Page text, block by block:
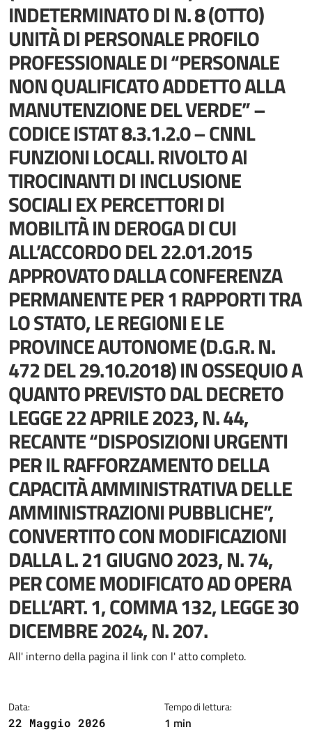
INDETERMINATO Dl N. 8 (OTTO)
UNITÀ Dl PERSONALE PROFILO
PROFESSIONALE DI “PERSONALE
NON QUALIFICATO ADDETTO ALLA
MANUTENZIONE DEL VERDE” –
CODICE ISTAT 8.3.1.2.0 – CNNL
FUNZIONI LOCALI. RIVOLTO Al
TIROCINANTI Dl INCLUSIONE
SOCIALI EX PERCETTORI Dl
MOBILITÀ IN DEROGA Dl CUI
ALL’ACCORDO DEL 22.01.2015
APPROVATO DALLA CONFERENZA
PERMANENTE PER 1 RAPPORTI TRA
LO STATO, LE REGIONI E LE
PROVINCE AUTONOME (D.G.R. N.
472 DEL 29.10.2018) IN OSSEQUIO A
QUANTO PREVISTO DAL DECRETO
LEGGE 22 APRILE 2023, N. 44,
RECANTE “DISPOSIZIONI URGENTI
PER IL RAFFORZAMENTO DELLA
CAPACITÀ AMMINISTRATIVA DELLE
AMMINISTRAZIONI PUBBLICHE”,
CONVERTITO CON MODIFICAZIONI
DALLA L. 21 GIUGNO 2023, N. 74,
PER COME MODIFICATO AD OPERA
DELL’ART. 1, COMMA 132, LEGGE 30
DICEMBRE 2024, N. 207.
Dettagli della notizia
All' interno della pagina il link con l' atto completo.
Data:
22 Maggio 2026
Tempo di lettura:
1 min